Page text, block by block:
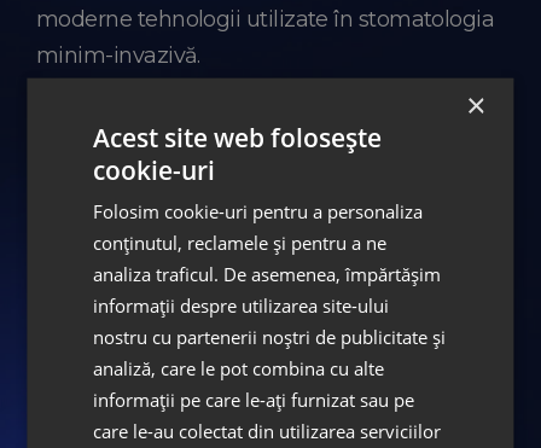
moderne tehnologii utilizate în stomatologia
minim-invazivă.
procedură precisă, cu traumatism redus
asupra țesuturilor și cu o recuperare mai
rapidă, fiind considerat un tratament din
categoria celor minim-invazive.
În multe situații, tratamentele realizate cu
laser sunt mai confortabile pentru pacient și
pot reduce sângerarea, inflamația sau
sensibilitatea post-procedurală.
×
Acest site web folosește
cookie-uri
Folosim cookie-uri pentru a personaliza
conținutul, reclamele și pentru a ne
analiza traficul. De asemenea, împărtășim
informații despre utilizarea site-ului
nostru cu partenerii noștri de publicitate și
analiză, care le pot combina cu alte
informații pe care le-ați furnizat sau pe
care le-au colectat din utilizarea serviciilor